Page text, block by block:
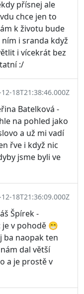
přísnej ale
chce jen to
k životu bude
i sranda když
i vícekrát bez
:/
18T21:38:46.000Z
Batelková -
na pohled jako
a už mi vadí
řve i když nic
jsme byli ve
18T21:36:09.000Z
Špírek -
v pohodě 😁
ba naopak ten
dal větší
a je prostě v